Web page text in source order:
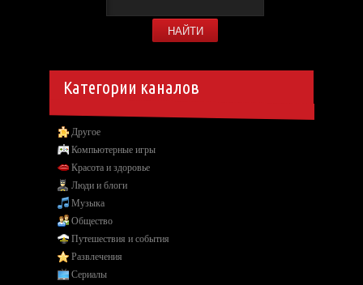
Категории каналов
Другое
Компьютерные игры
Красота и здоровье
Люди и блоги
Музыка
Общество
Путешествия и события
Развлечения
Сериалы